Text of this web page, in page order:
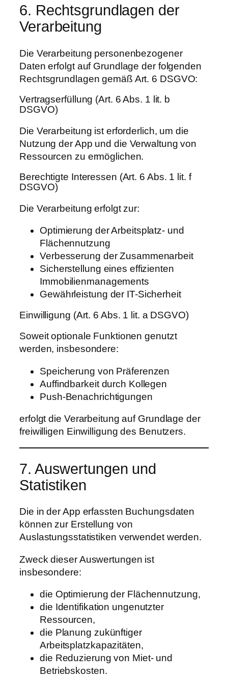
6. Rechtsgrundlagen der
Verarbeitung
Die Verarbeitung personenbezogener
Daten erfolgt auf Grundlage der folgenden
Rechtsgrundlagen gemäß Art. 6 DSGVO:
Vertragserfüllung (Art. 6 Abs. 1 lit. b
DSGVO)
Die Verarbeitung ist erforderlich, um die
Nutzung der App und die Verwaltung von
Ressourcen zu ermöglichen.
Berechtigte Interessen (Art. 6 Abs. 1 lit. f
DSGVO)
Die Verarbeitung erfolgt zur:
Optimierung der Arbeitsplatz- und
Flächennutzung
Verbesserung der Zusammenarbeit
Sicherstellung eines effizienten
Immobilienmanagements
Gewährleistung der IT-Sicherheit
Einwilligung (Art. 6 Abs. 1 lit. a DSGVO)
Soweit optionale Funktionen genutzt
werden, insbesondere:
Speicherung von Präferenzen
Auffindbarkeit durch Kollegen
Push-Benachrichtigungen
erfolgt die Verarbeitung auf Grundlage der
freiwilligen Einwilligung des Benutzers.
7. Auswertungen und
Statistiken
Die in der App erfassten Buchungsdaten
können zur Erstellung von
Auslastungsstatistiken verwendet werden.
Zweck dieser Auswertungen ist
insbesondere:
die Optimierung der Flächennutzung,
die Identifikation ungenutzter
Ressourcen,
die Planung zukünftiger
Arbeitsplatzkapazitäten,
die Reduzierung von Miet- und
Betriebskosten.